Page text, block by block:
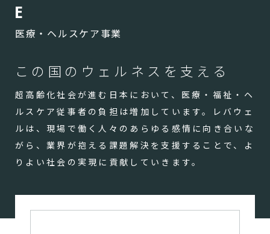
E
医療・ヘルスケア事業
この国のウェルネスを支える
超高齢化社会が進む日本において、医療・福祉・ヘ
ルスケア従事者の負担は増加しています。レバウェ
ルは、現場で働く人々のあらゆる感情に向き合いな
がら、業界が抱える課題解決を支援することで、よ
りよい社会の実現に貢献していきます。